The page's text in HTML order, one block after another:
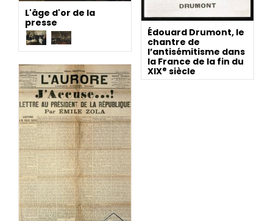
Édouard Drumont, le
chantre de
l’antisémitisme dans
la France de la fin du
XIXe siècle
L'âge d'or de la
presse